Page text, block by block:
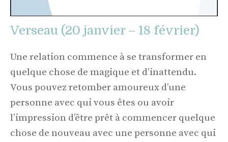
Verseau (20 janvier – 18 février)
Une relation commence à se transformer en
quelque chose de magique et d’inattendu.
Vous pouvez retomber amoureux d’une
personne avec qui vous êtes ou avoir
l’impression d’être prêt à commencer quelque
chose de nouveau avec une personne avec qui